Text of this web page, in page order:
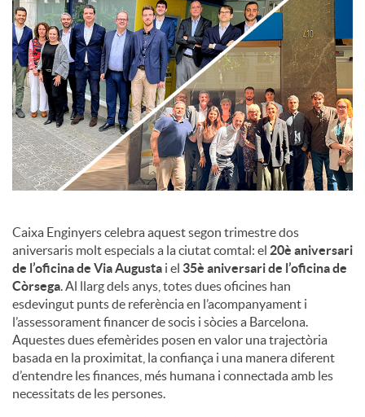
e
c
o
n
t
i
n
g
Caixa Enginyers celebra aquest segon trimestre dos
aniversaris molt especials a la ciutat comtal: el 20è aniversari
de l’oficina de Via Augusta i el 35è aniversari de l’oficina de
Còrsega. Al llarg dels anys, totes dues oficines han
esdevingut punts de referència en l’acompanyament i
l’assessorament financer de socis i sòcies a Barcelona.
Aquestes dues efemèrides posen en valor una trajectòria
basada en la proximitat, la confiança i una manera diferent
d’entendre les finances, més humana i connectada amb les
necessitats de les persones.